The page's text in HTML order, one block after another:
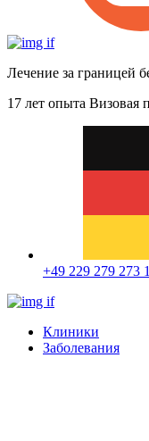
Лечение за границей
17 лет опыта Визовая
+49 229 279 273
Клиники
Заболевания